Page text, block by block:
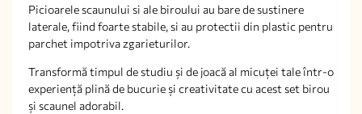
Picioarele scaunului si ale biroului au bare de sustinere
laterale, fiind foarte stabile, si au protectii din plastic pentru
parchet impotriva zgarieturilor.
Transformă timpul de studiu și de joacă al micuței tale într-o
experiență plină de bucurie și creativitate cu acest set birou
și scaunel adorabil.